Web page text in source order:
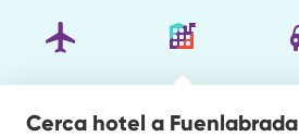
Cerca hotel a Fuenlabrada